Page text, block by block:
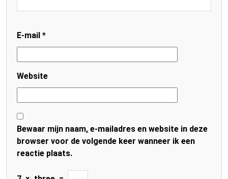
E-mail *
Website
Bewaar mijn naam, e-mailadres en website in deze
browser voor de volgende keer wanneer ik een
reactie plaats.